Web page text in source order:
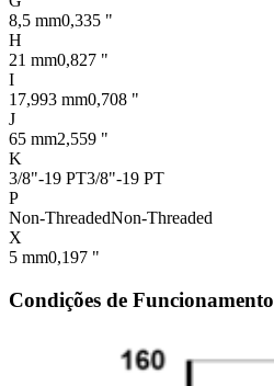
8,5 mm0,335 "
H
21 mm0,827 "
I
17,993 mm0,708 "
J
65 mm2,559 "
K
3/8"-19 PT3/8"-19 PT
P
Non-ThreadedNon-Threaded
X
5 mm0,197 "
Condições de Funcionamento